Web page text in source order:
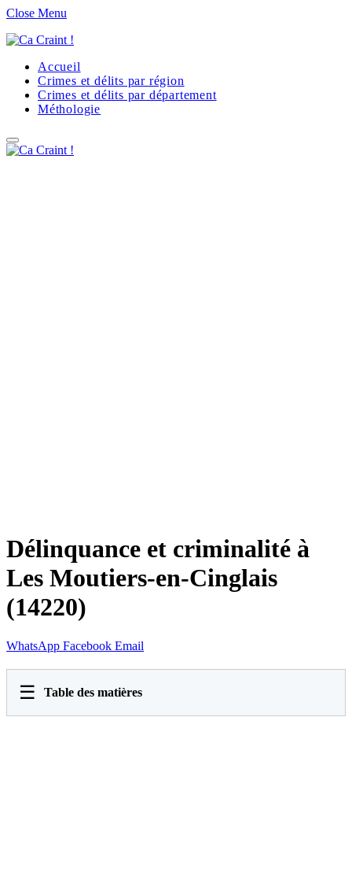
Close Menu
Accueil
Crimes et délits par région
Crimes et délits par département
Méthologie
Délinquance et criminalité à
Les Moutiers-en-Cinglais
(14220)
WhatsApp Facebook Email
☰ Table des matières